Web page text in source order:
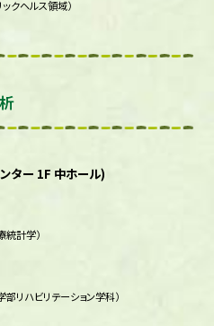
クヘルス領域）
ター 1F 中ホール)
計学）
リハビリテーション学科）